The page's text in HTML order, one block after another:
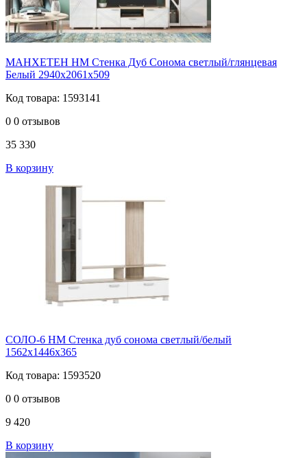
МАНХЕТЕН НМ Стенка Дуб Сонома светлый/глянцевая
Белый 2940х2061х509
Код товара: 1593141
0 0 отзывов
35 330
В корзину
СОЛО-6 НМ Стенка дуб сонома светлый/белый
1562х1446х365
Код товара: 1593520
0 0 отзывов
9 420
В корзину